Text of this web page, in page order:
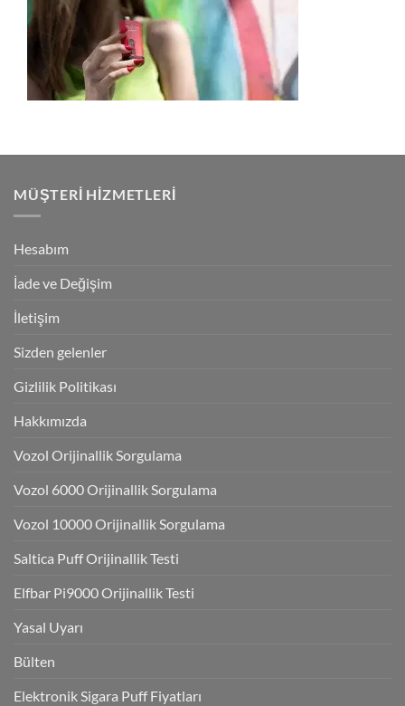
MÜŞTERI HIZMETLERI
Hesabım
İade ve Değişim
İletişim
Sizden gelenler
Gizlilik Politikası
Hakkımızda
Vozol Orijinallik Sorgulama
Vozol 6000 Orijinallik Sorgulama
Vozol 10000 Orijinallik Sorgulama
Saltica Puff Orijinallik Testi
Elfbar Pi9000 Orijinallik Testi
Yasal Uyarı
Bülten
Elektronik Sigara Puff Fiyatları